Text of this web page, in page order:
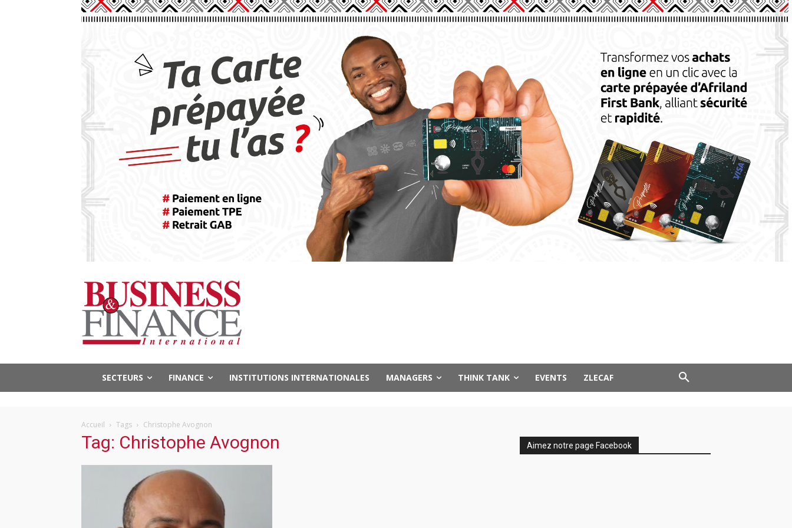
SECTEURS FINANCE INSTITUTIONS INTERNATIONALES MANAGERS THINK TANK EVENTS ZLECAF
Accueil Tags Christophe Avognon
Tag: Christophe Avognon Aimez notre page Facebook